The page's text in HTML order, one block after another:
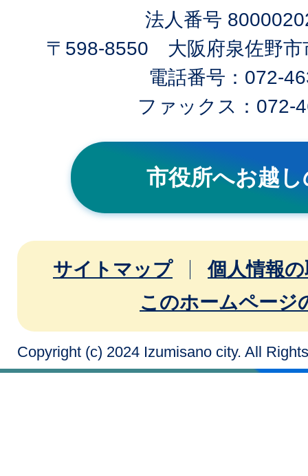
法人番号
〒598-8550 大阪府泉佐野市
電話番号：072-
ファックス：072-
市役所へお越
サイトマップ
個人情報
このホームページ
Copyright (c) 2024 Izumisano city. All